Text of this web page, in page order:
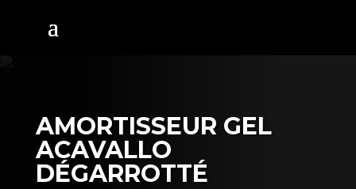
AMORTISSEUR GEL
ACAVALLO
DÉGARROTTÉ